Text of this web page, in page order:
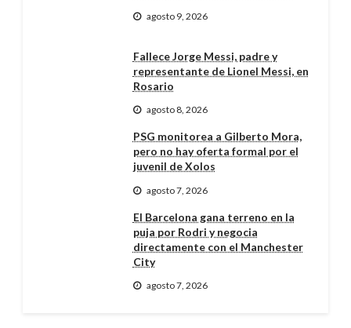
agosto 9, 2026
Fallece Jorge Messi, padre y
representante de Lionel Messi, en
Rosario
agosto 8, 2026
PSG monitorea a Gilberto Mora,
pero no hay oferta formal por el
juvenil de Xolos
agosto 7, 2026
El Barcelona gana terreno en la
puja por Rodri y negocia
directamente con el Manchester
City
agosto 7, 2026